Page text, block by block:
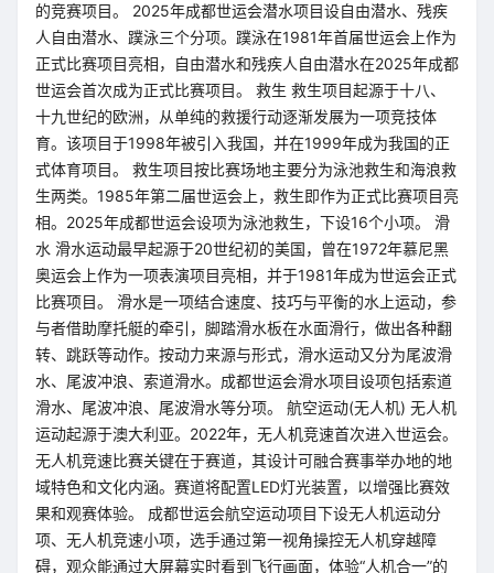
的竞赛项目。 2025年成都世运会潜水项目设自由潜水、残疾
人自由潜水、蹼泳三个分项。蹼泳在1981年首届世运会上作为
正式比赛项目亮相，自由潜水和残疾人自由潜水在2025年成都
世运会首次成为正式比赛项目。 救生 救生项目起源于十八、
十九世纪的欧洲，从单纯的救援行动逐渐发展为一项竞技体
育。该项目于1998年被引入我国，并在1999年成为我国的正
式体育项目。 救生项目按比赛场地主要分为泳池救生和海浪救
生两类。1985年第二届世运会上，救生即作为正式比赛项目亮
相。2025年成都世运会设项为泳池救生，下设16个小项。 滑
水 滑水运动最早起源于20世纪初的美国，曾在1972年慕尼黑
奥运会上作为一项表演项目亮相，并于1981年成为世运会正式
比赛项目。 滑水是一项结合速度、技巧与平衡的水上运动，参
与者借助摩托艇的牵引，脚踏滑水板在水面滑行，做出各种翻
转、跳跃等动作。按动力来源与形式，滑水运动又分为尾波滑
水、尾波冲浪、索道滑水。成都世运会滑水项目设项包括索道
滑水、尾波冲浪、尾波滑水等分项。 航空运动(无人机) 无人机
运动起源于澳大利亚。2022年，无人机竞速首次进入世运会。
无人机竞速比赛关键在于赛道，其设计可融合赛事举办地的地
域特色和文化内涵。赛道将配置LED灯光装置，以增强比赛效
果和观赛体验。 成都世运会航空运动项目下设无人机运动分
项、无人机竞速小项，选手通过第一视角操控无人机穿越障
碍，观众能通过大屏幕实时看到飞行画面，体验“人机合一”的